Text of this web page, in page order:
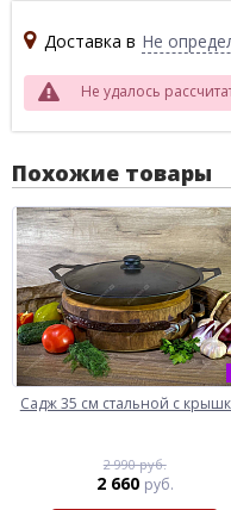
Доставка в Не
Не удалось
Похожие товары
Садж 35 см стальной с
2 990 руб.
2 660 руб.